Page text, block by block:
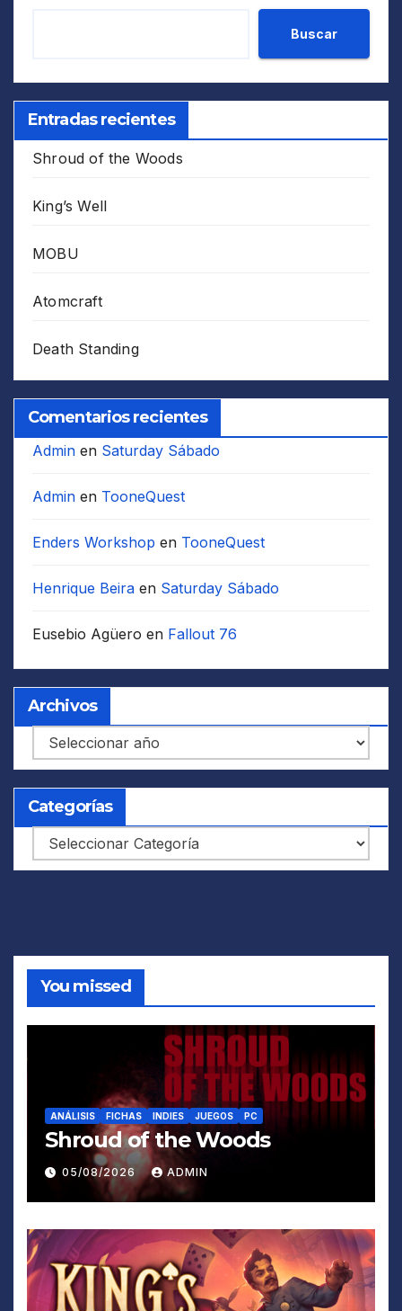
Buscar
Entradas recientes
Shroud of the Woods
King’s Well
MOBU
Atomcraft
Death Standing
Comentarios recientes
Admin en Saturday Sábado
Admin en TooneQuest
Enders Workshop en TooneQuest
Henrique Beira en Saturday Sábado
Eusebio Agüero en Fallout 76
Archivos
Archivos
Categorías
Categorías
You missed
ANÁLISIS FICHAS INDIES JUEGOS PC
Shroud of the Woods
05/08/2026 ADMIN